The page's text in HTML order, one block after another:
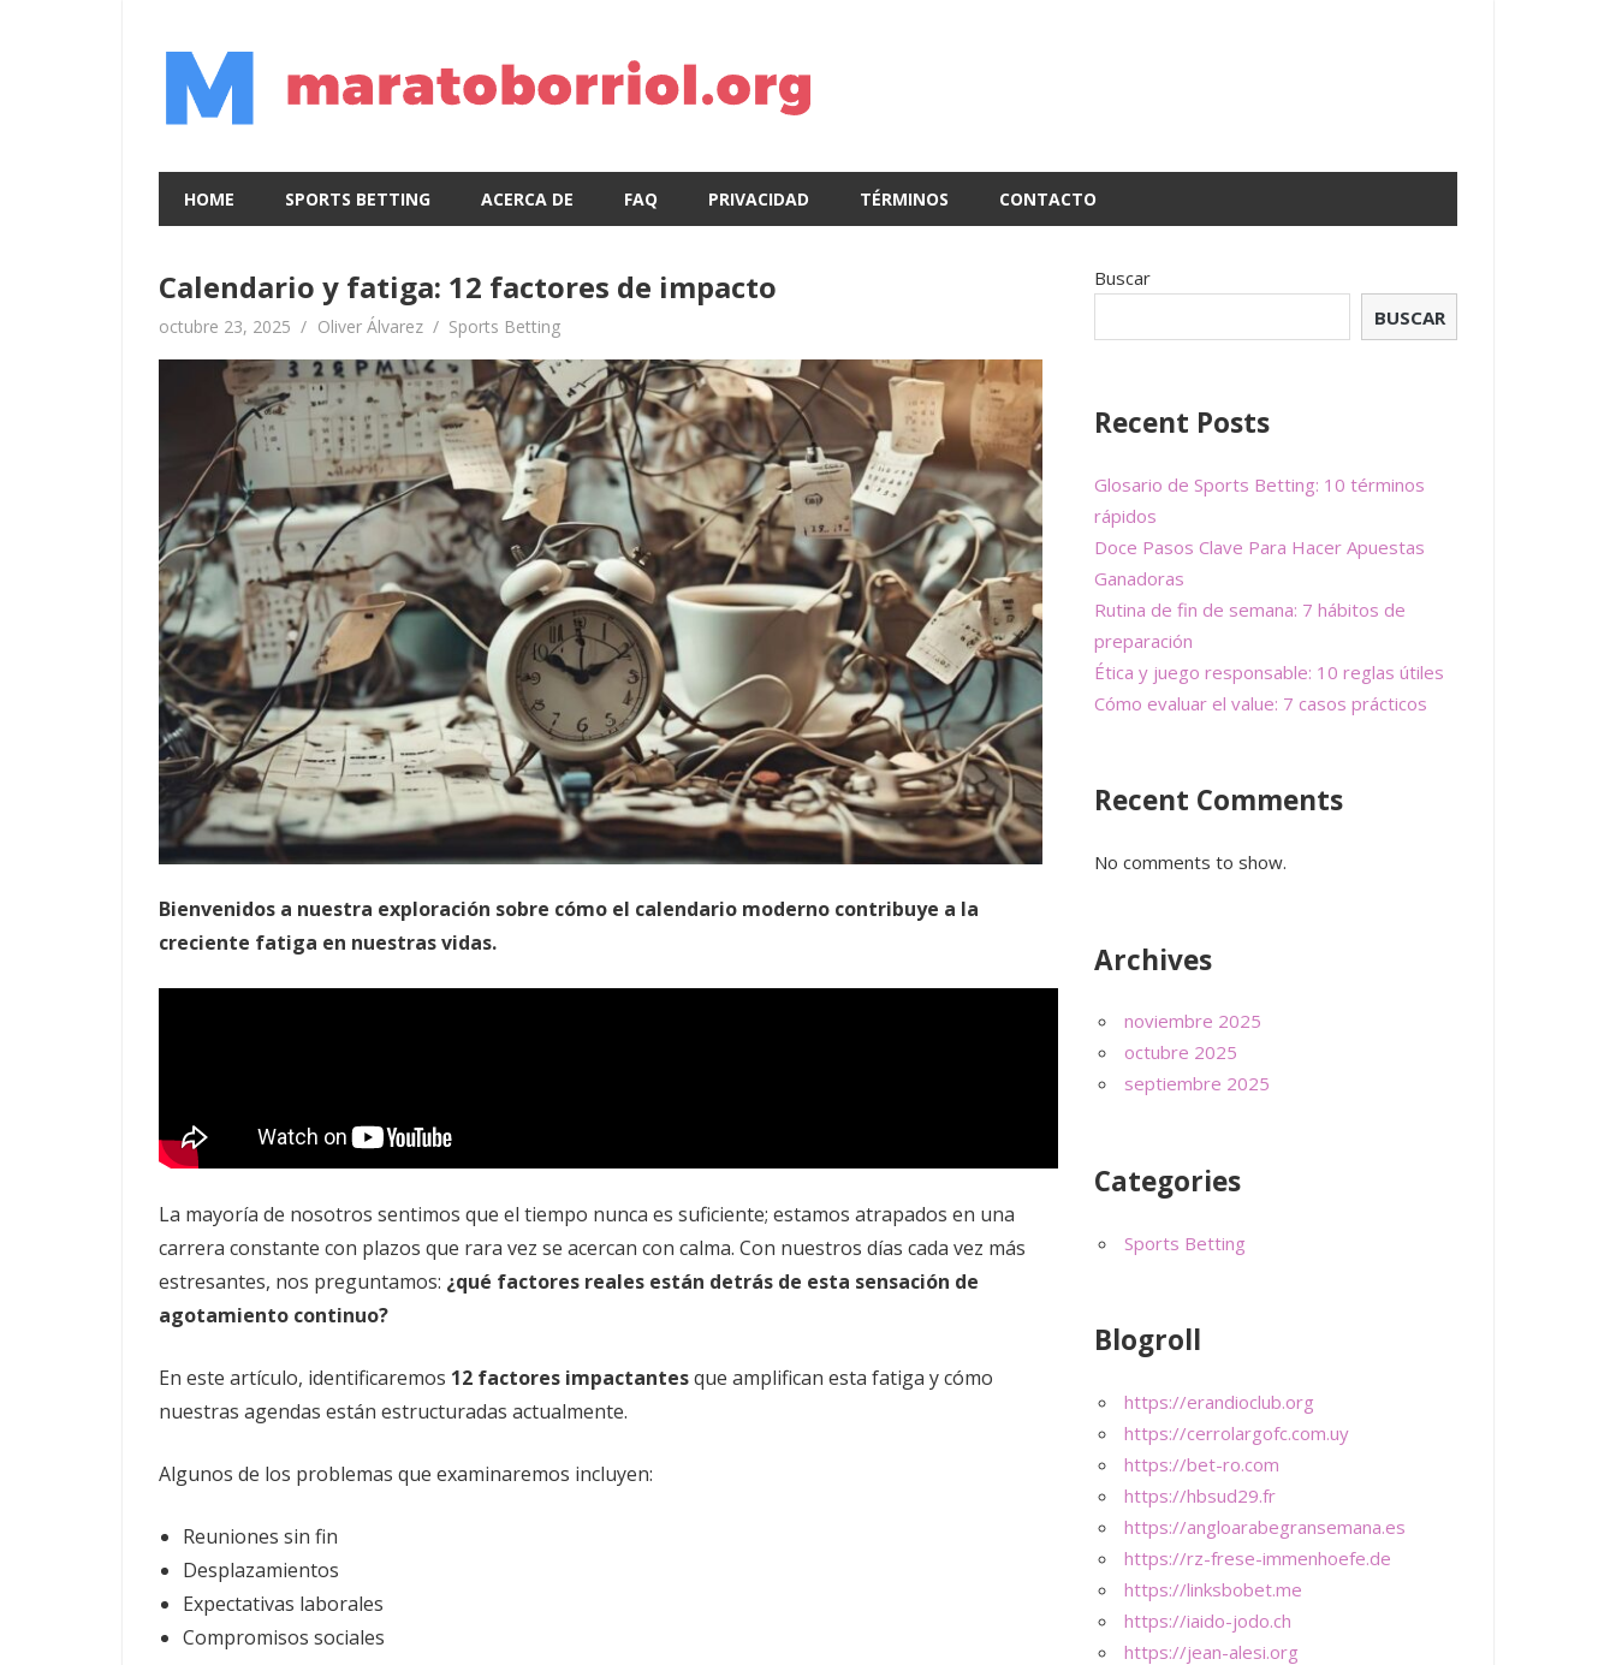
HOME SPORTS BETTING ACERCA DE FAQ PRIVACIDAD TÉRMINOS CONTACTO
Calendario y fatiga: 12 factores de impacto
octubre 23, 2025 Oliver Álvarez Sports Betting
Bienvenidos a nuestra exploración sobre cómo el calendario moderno contribuye a la
creciente fatiga en nuestras vidas.
La mayoría de nosotros sentimos que el tiempo nunca es suficiente; estamos atrapados en una
carrera constante con plazos que rara vez se acercan con calma. Con nuestros días cada vez más
estresantes, nos preguntamos: ¿qué factores reales están detrás de esta sensación de
agotamiento continuo?
En este artículo, identificaremos 12 factores impactantesque amplifican esta fatiga y cómo
nuestras agendas están estructuradas actualmente.
Algunos de los problemas que examinaremos incluyen:
Reuniones sin fin
Desplazamientos
Expectativas laborales
Compromisos sociales
Buscar
BUSCAR
Recent Posts
Glosario de Sports Betting: 10 términos
rápidos
Doce Pasos Clave Para Hacer Apuestas
Ganadoras
Rutina de fin de semana: 7 hábitos de
preparación
Ética y juego responsable: 10 reglas útiles
Cómo evaluar el value: 7 casos prácticos
Recent Comments
No comments to show.
Archives
noviembre 2025
octubre 2025
septiembre 2025
Categories
Sports Betting
Blogroll
https://erandioclub.org
https://cerrolargofc.com.uy
https://bet-ro.com
https://hbsud29.fr
https://angloarabegransemana.es
https://rz-frese-immenhoefe.de
https://linksbobet.me
https://iaido-jodo.ch
https://jean-alesi.org